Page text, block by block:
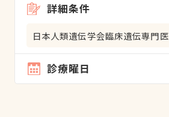
詳細条件
日本人類遺伝学会臨床遺伝専門医
診療曜日